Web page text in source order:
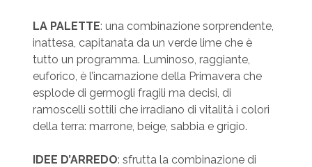
LA PALETTE: una combinazione sorprendente,
inattesa, capitanata da un verde lime che è
tutto un programma. Luminoso, raggiante,
euforico, è l’incarnazione della Primavera che
esplode di germogli fragili ma decisi, di
ramoscelli sottili che irradiano di vitalità i colori
della terra: marrone, beige, sabbia e grigio.
IDEE D’ARREDO: sfrutta la combinazione di